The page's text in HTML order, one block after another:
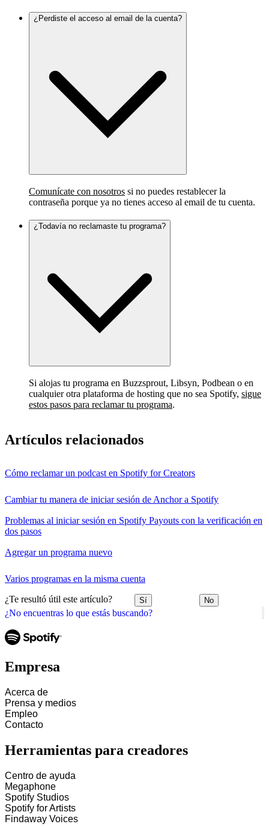
¿No encuentras lo que estás buscando?
¿Perdiste el acceso al email de la cuenta?
Comunícate con nosotros si no puedes restablecer la
contraseña porque ya no tienes acceso al email de tu cuenta.
¿Todavía no reclamaste tu programa?
Si alojas tu programa en Buzzsprout, Libsyn, Podbean o en
cualquier otra plataforma de hosting que no sea Spotify, sigue
estos pasos para reclamar tu programa.
Artículos relacionados
Cómo reclamar un podcast en Spotify for Creators
Cambiar tu manera de iniciar sesión de Anchor a Spotify
Problemas al iniciar sesión en Spotify Payouts con la verificación en
dos pasos
Agregar un programa nuevo
Varios programas en la misma cuenta
¿Te resultó útil este artículo? Sí No
Empresa
Acerca de
Prensa y medios
Empleo
Contacto
Herramientas para creadores
Centro de ayuda
Megaphone
Spotify Studios
Spotify for Artists
Findaway Voices